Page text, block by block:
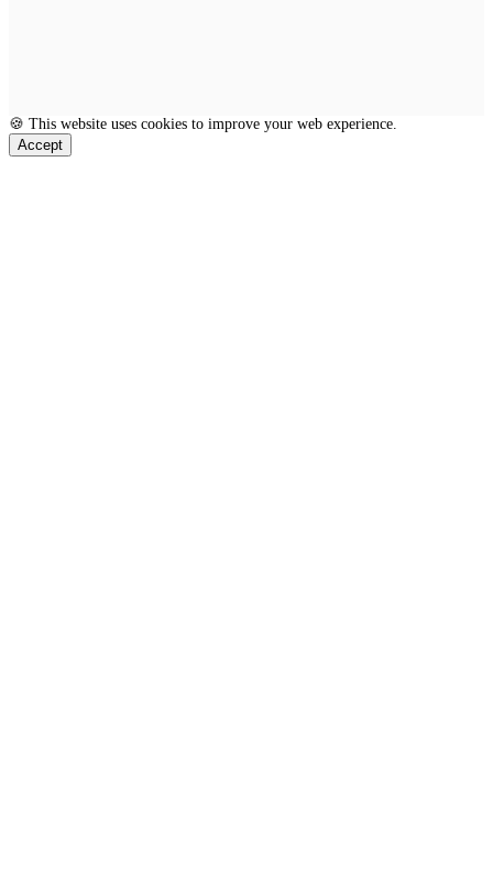
🍪 This website uses cookies to improve your web experience.
Accept